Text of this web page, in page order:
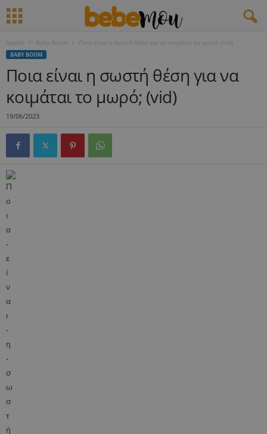
Αρχική Baby Boom Ποια είναι η σωστή θέση για να κοιμάται το μωρό; (vid)
BABY BOOM
Ποια είναι η σωστή θέση για να
κοιμάται το μωρό; (vid)
19/06/2023